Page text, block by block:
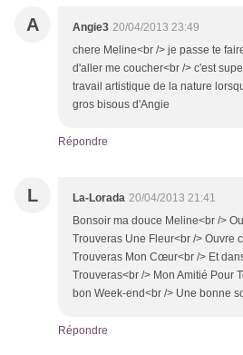
A Angie3 20/04/2013 23:49
chere Meline<br /> je passe te
d'aller me coucher<br /> c'est
travail artistique de la nature
gros bisous d'Angie
Répondre
L La-Lorada 20/04/2013 21:41
Bonsoir ma douce Meline<br />
Trouveras Une Fleur<br /> Ouvre
Trouveras Mon Cœur<br /> Et
Trouveras<br /> Mon Amitié Pour
bon Week-end<br /> Une bonne
Répondre